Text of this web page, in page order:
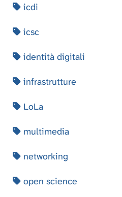
icdi
icsc
identità digitali
infrastrutture
LoLa
multimedia
networking
open science